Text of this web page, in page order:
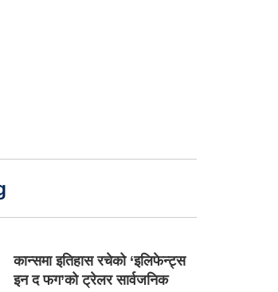
कान्समा इतिहास रचेको ‘इलिफेन्ट्स
इन द फग’को ट्रेलर सार्वजनिक